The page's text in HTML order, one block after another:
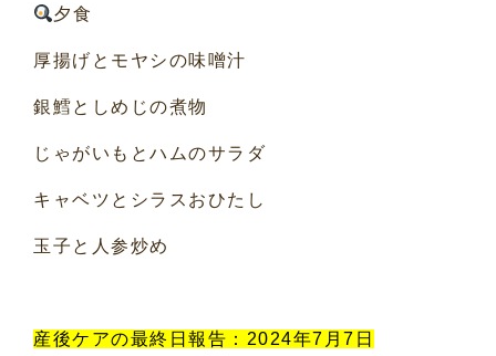
夕食
厚揚げとモヤシの味噌汁
銀鱈としめじの煮物
じゃがいもとハムのサラダ
キャベツとシラスおひたし
玉子と人参炒め
産後ケアの最終日報告：2024年7月7日